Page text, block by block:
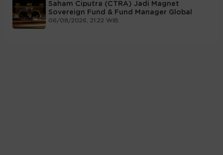
Saham Ciputra (CTRA) Jadi Magnet
Sovereign Fund & Fund Manager Global
06/08/2026, 21:22 WIB